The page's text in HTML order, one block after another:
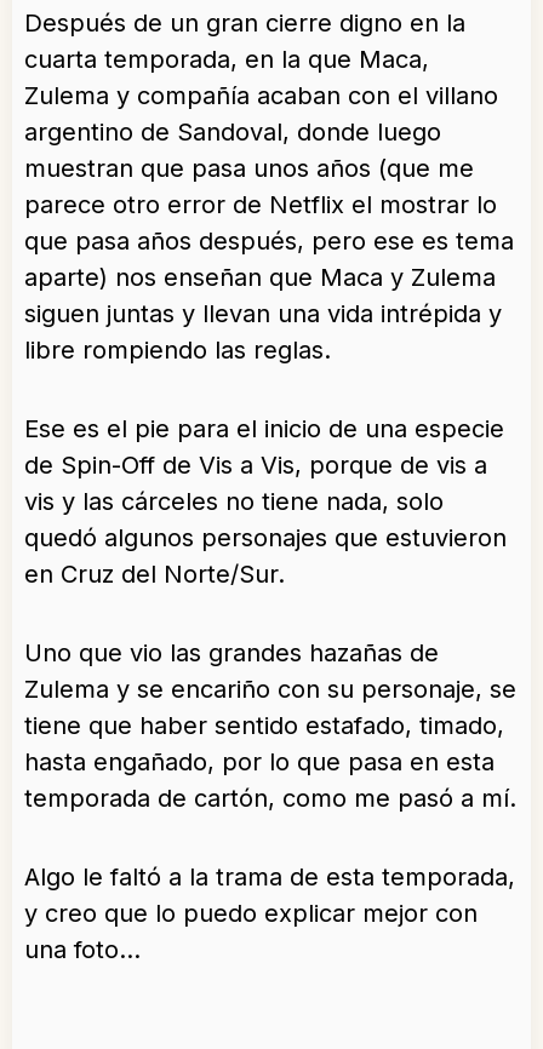
Después de un gran cierre digno en la
cuarta temporada, en la que Maca,
Zulema y compañía acaban con el villano
argentino de Sandoval, donde luego
muestran que pasa unos años (que me
parece otro error de Netflix el mostrar lo
que pasa años después, pero ese es tema
aparte) nos enseñan que Maca y Zulema
siguen juntas y llevan una vida intrépida y
libre rompiendo las reglas.
Ese es el pie para el inicio de una especie
de Spin-Off de Vis a Vis, porque de vis a
vis y las cárceles no tiene nada, solo
quedó algunos personajes que estuvieron
en Cruz del Norte/Sur.
Uno que vio las grandes hazañas de
Zulema y se encariño con su personaje, se
tiene que haber sentido estafado, timado,
hasta engañado, por lo que pasa en esta
temporada de cartón, como me pasó a mí.
Algo le faltó a la trama de esta temporada,
y creo que lo puedo explicar mejor con
una foto…